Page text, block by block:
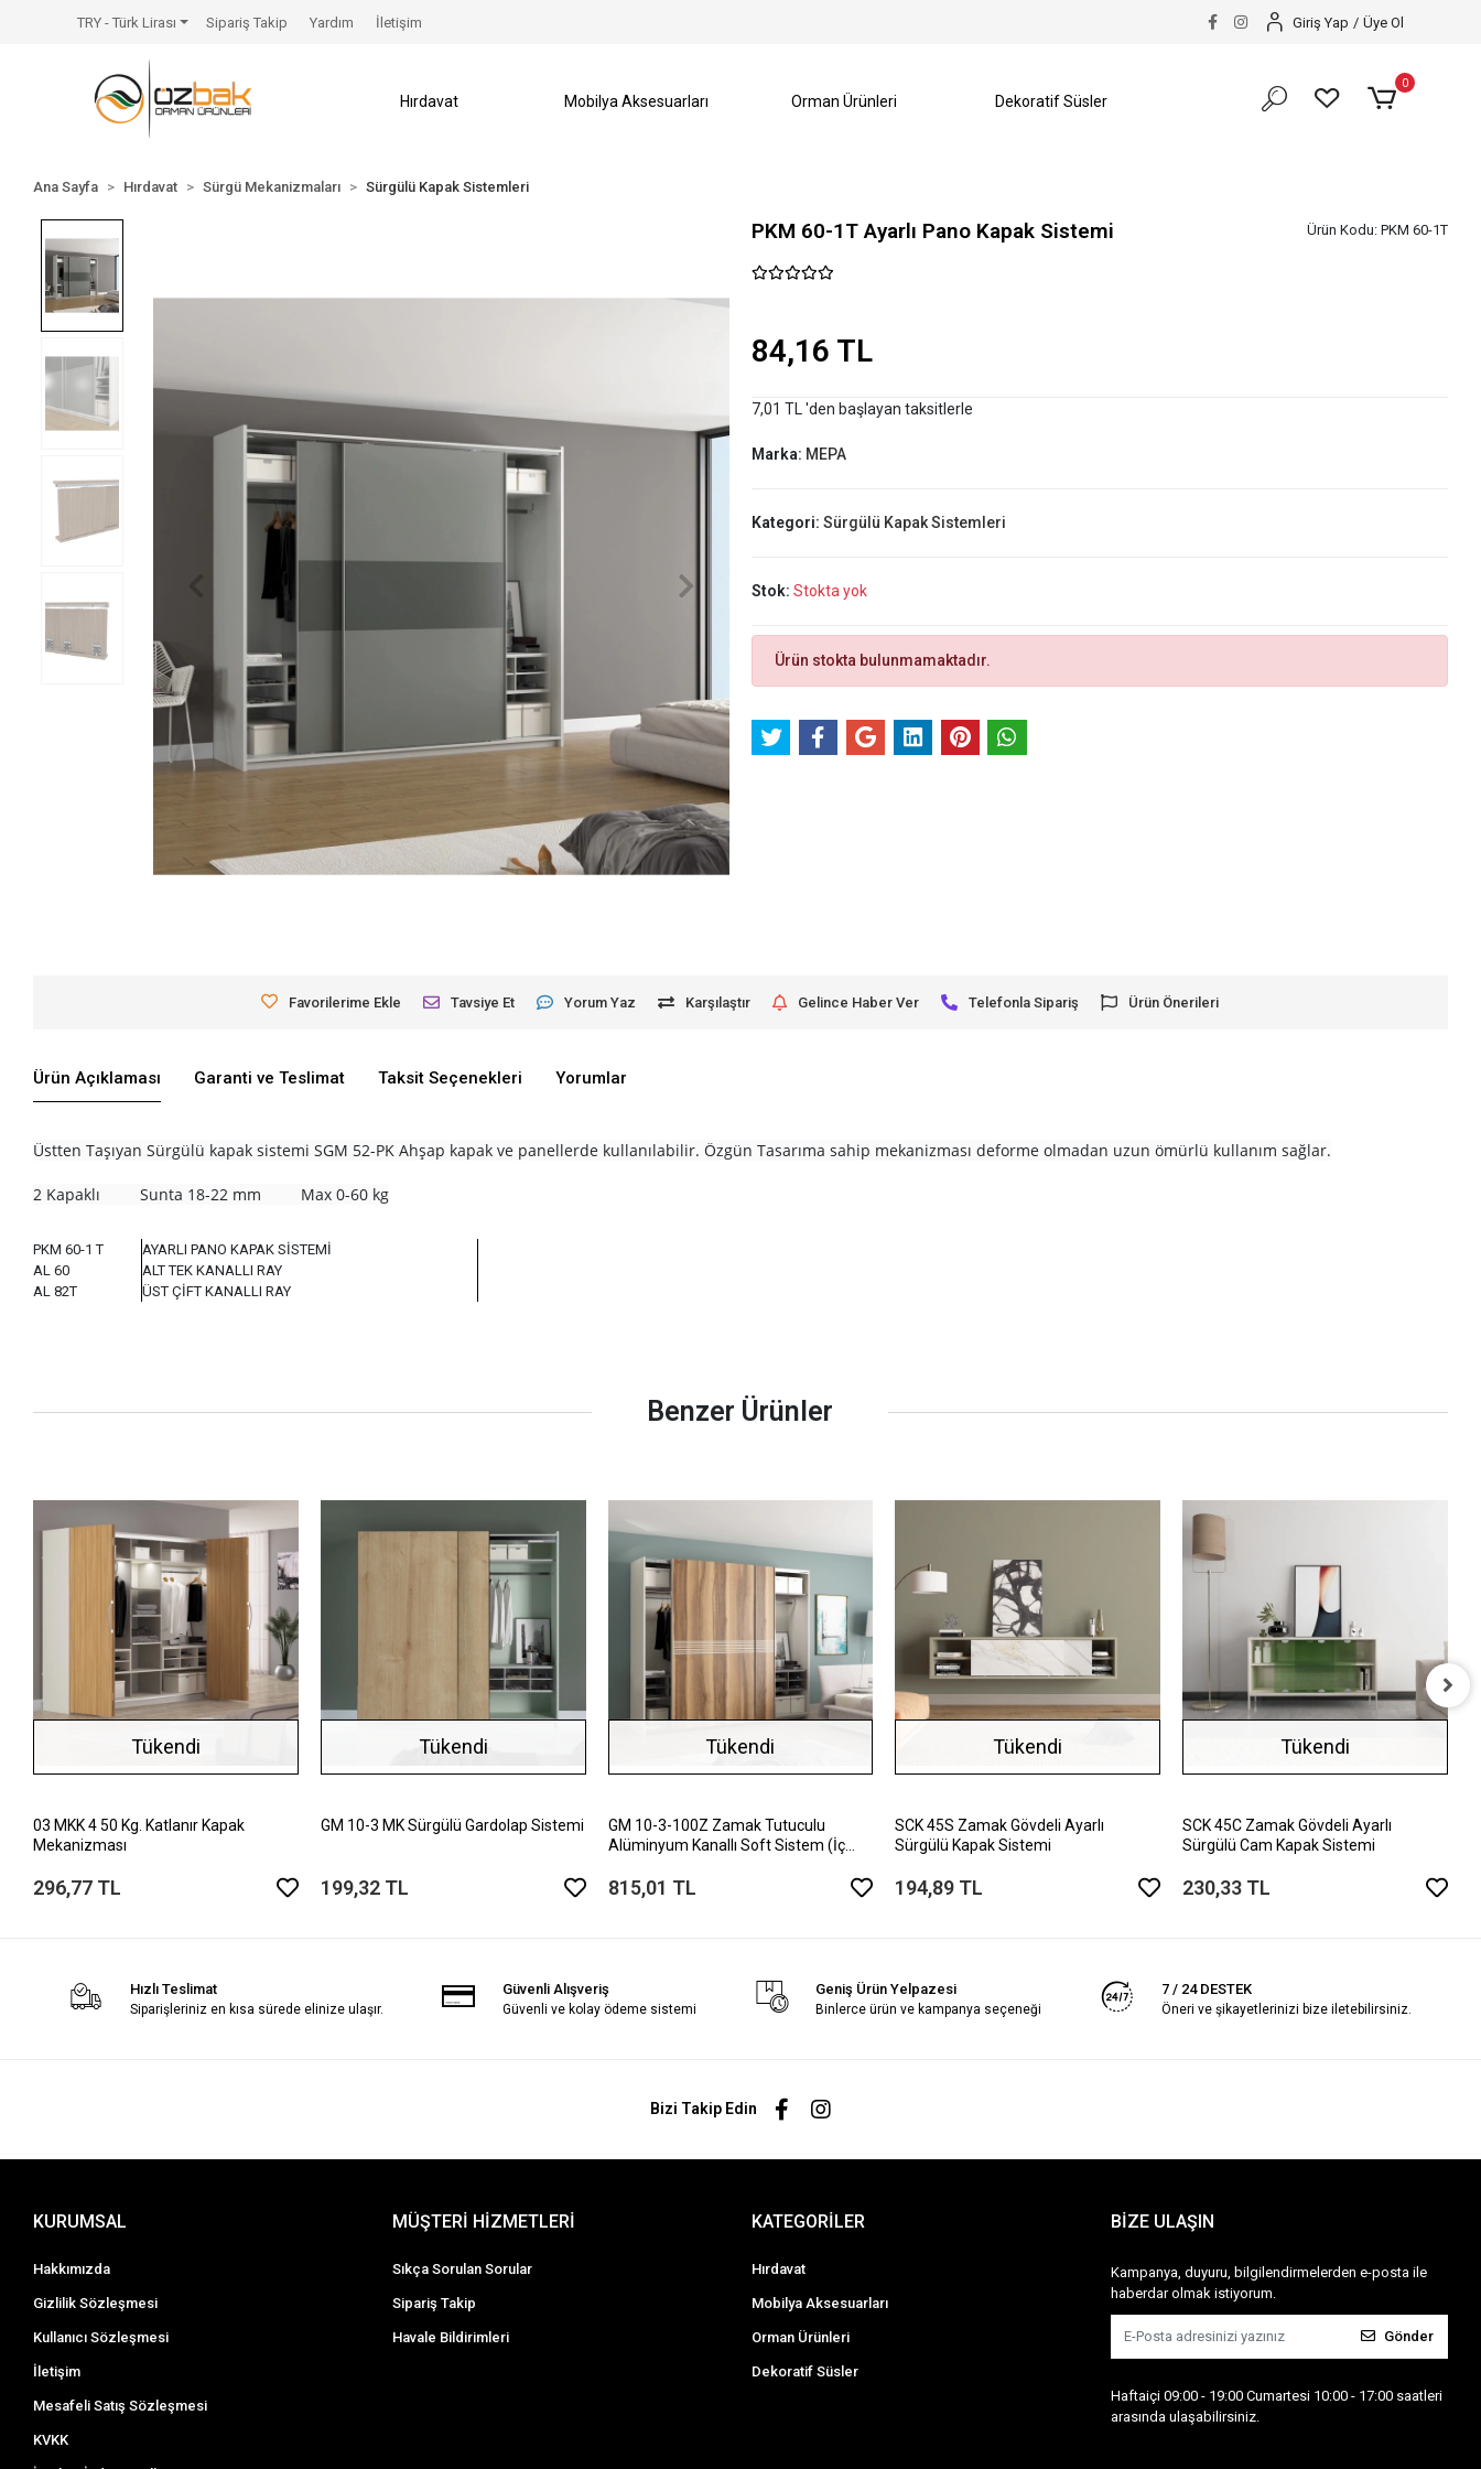
TRY - Türk Lirası Sipariş Takip Yardım İletişim Giriş Yap / Üye Ol
Hırdavat Mobilya Aksesuarları Orman Ürünleri Dekoratif Süsler
0
Ana Sayfa Hırdavat Sürgü Mekanizmaları Sürgülü Kapak Sistemleri
PKM 60-1T Ayarlı Pano Kapak Sistemi Ürün Kodu: PKM 60-1T
84,16 TL
7,01 TL 'den başlayan taksitlerle
Marka: MEPA
Kategori: Sürgülü Kapak Sistemleri
Stok: Stokta yok
Ürün stokta bulunmamaktadır.
Favorilerime Ekle Tavsiye Et Yorum Yaz Karşılaştır Gelince Haber Ver Telefonla Sipariş Ürün Önerileri
Ürün Açıklaması Garanti ve Teslimat Taksit Seçenekleri Yorumlar
Üstten Taşıyan Sürgülü kapak sistemi SGM 52-PK Ahşap kapak ve panellerde kullanılabilir. Özgün Tasarıma sahip mekanizması deforme olmadan uzun ömürlü kullanım sağlar.
2 KapaklıSunta 18-22 mm Max 0-60 kg
PKM 60-1 T
AYARLI PANO KAPAK SİSTEMİ
AL 60
ALT TEK KANALLI RAY
AL 82T
ÜST ÇİFT KANALLI RAY
Benzer Ürünler
Tükendi
03 MKK 4 50 Kg. Katlanır Kapak
Mekanizması
296,77 TL
Tükendi
GM 10-3 MK Sürgülü Gardolap Sistemi
199,32 TL
Tükendi
GM 10-3-100Z Zamak Tutuculu
Alüminyum Kanallı Soft Sistem (İç
815,01 TL
Tükendi
SCK 45S Zamak Gövdeli Ayarlı
Sürgülü Kapak Sistemi
194,89 TL
Tükendi
SCK 45C Zamak Gövdeli Ayarlı
Sürgülü Cam Kapak Sistemi
230,33 TL
Hızlı Teslimat
Siparişleriniz en kısa sürede elinize ulaşır.
Güvenli Alışveriş
Güvenli ve kolay ödeme sistemi
Geniş Ürün Yelpazesi
Binlerce ürün ve kampanya seçeneği
7 / 24 DESTEK
Öneri ve şikayetlerinizi bize iletebilirsiniz.
Bizi Takip Edin
KURUMSAL
Hakkımızda
Gizlilik Sözleşmesi
Kullanıcı Sözleşmesi
İletişim
Mesafeli Satış Sözleşmesi
KVKK
MÜŞTERİ HİZMETLERİ
Sıkça Sorulan Sorular
Sipariş Takip
Havale Bildirimleri
KATEGORİLER
Hırdavat
Mobilya Aksesuarları
Orman Ürünleri
Dekoratif Süsler
BİZE ULAŞIN
Kampanya, duyuru, bilgilendirmelerden e-posta ile
haberdar olmak istiyorum.
Gönder
Haftaiçi 09:00 - 19:00 Cumartesi 10:00 - 17:00 saatleri
arasında ulaşabilirsiniz.